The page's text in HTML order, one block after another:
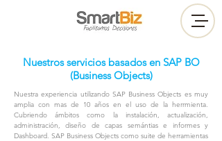
Nuestros servicios basados en SAP BO
(Business Objects)
Nuestra experiencia utilizando SAP Business Objects es muy
amplia con mas de 10 años en el uso de la herrmienta.
Cubriendo ámbitos como la instalación, actualización,
administración, diseño de capas semántias e informes y
Dashboard. SAP Business Objects como suite de herramientas